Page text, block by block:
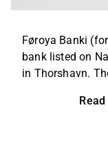
Føroya Banki
bank listed on
in Thorshavn.
Islands and